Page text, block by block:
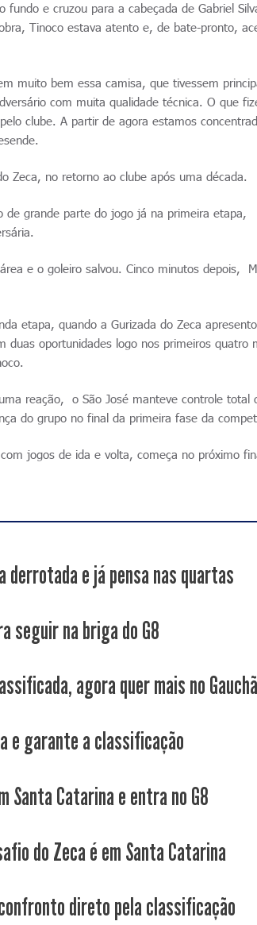
fundo e cruzou para a cabeçada de Gabriel
Tinoco estava atento e, de bate-pronto,
muito bem essa camisa, que tivessem
com muita qualidade técnica. O que
clube. A partir de agora estamos
Zeca, no retorno ao clube após uma década.
de grande parte do jogo já na primeira etapa,
e o goleiro salvou. Cinco minutos depois,
etapa, quando a Gurizada do Zeca
oportunidades logo nos primeiros quatro
reação, o São José manteve controle total
do grupo no final da primeira fase da
jogos de ida e volta, começa no próximo
derrotada e já pensa nas quartas
seguir na briga do G8
agora quer mais no
e garante a classificação
Santa Catarina e entra no G8
do Zeca é em Santa Catarina
direto pela classificação